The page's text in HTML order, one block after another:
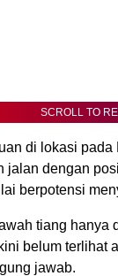
SCROLL TO
di lokasi
jalan dengan
berpotensi
tiang
belum terlihat
jawab.